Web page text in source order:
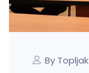
By Topljak